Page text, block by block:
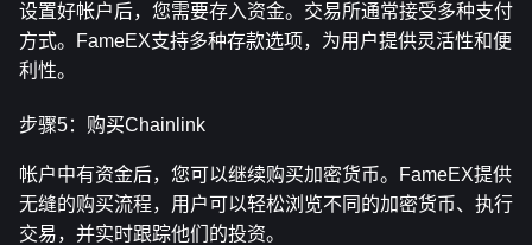
设置好帐户后，您需要存入资金。交易所通常接受多种支付
方式。FameEX支持多种存款选项，为用户提供灵活性和便
利性。
步骤5：购买Chainlink
帐户中有资金后，您可以继续购买加密货币。FameEX提供
无缝的购买流程，用户可以轻松浏览不同的加密货币、执行
交易，并实时跟踪他们的投资。